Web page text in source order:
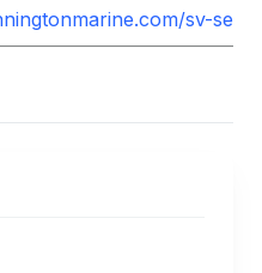
sv-se